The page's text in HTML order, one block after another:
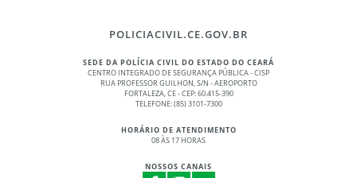
POLICIACIVIL.CE.GOV.BR
SEDE DA POLÍCIA CIVIL DO ESTADO DO CEARÁ
CENTRO INTEGRADO DE SEGURANÇA PÚBLICA - CISP
RUA PROFESSOR GUILHON, S/N - AEROPORTO
FORTALEZA, CE - CEP: 60.415-390
TELEFONE: (85) 3101-7300
HORÁRIO DE ATENDIMENTO
08 ÀS 17 HORAS
NOSSOS CANAIS